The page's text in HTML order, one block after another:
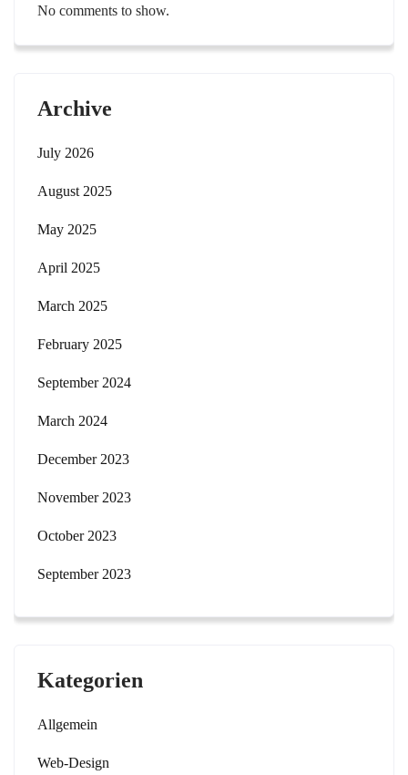
No comments to show.
Archive
July 2026
August 2025
May 2025
April 2025
March 2025
February 2025
September 2024
March 2024
December 2023
November 2023
October 2023
September 2023
Kategorien
Allgemein
Web-Design